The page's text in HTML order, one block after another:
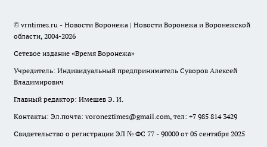
© vrntimes.ru - Новости Воронежа | Новости Воронежа и Воронежской
области, 2004-2026
Сетевое издание «Время Воронежа»
Учредитель: Индивидуальный предприниматель Суворов Алексей
Владимирович
Главный редактор: Имешев Э. И.
Контакты: Эл.почта: voroneztimes@gmail.com, тел: +7 985 814 3429
Свидетельство о регистрации ЭЛ № ФС 77 - 90000 от 05 сентября 2025